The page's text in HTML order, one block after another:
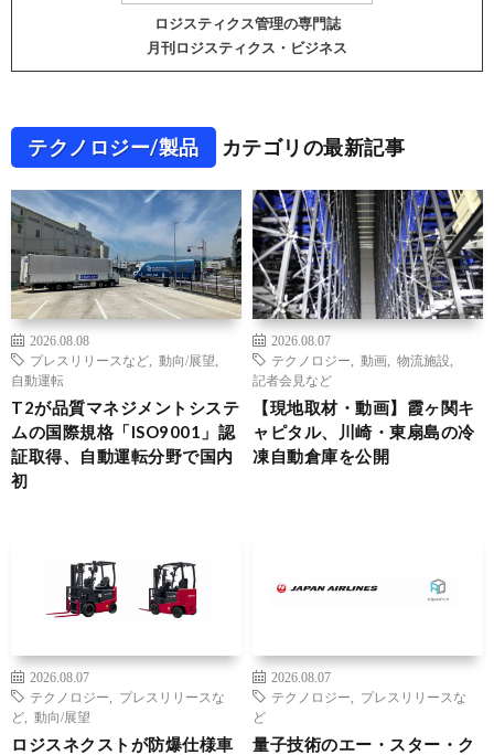
ロジスティクス管理の専門誌
月刊ロジスティクス・ビジネス
テクノロジー/製品 カテゴリの最新記事
2026.08.08
プレスリリースなど
動向/展望
自動運転
T2が品質マネジメントシステ
ムの国際規格「ISO9001」認
証取得、自動運転分野で国内
初
2026.08.07
テクノロジー
動画 物流施設
記者会見など
【現地取材・動画】霞ヶ関キ
ャピタル、川崎・東扇島の冷
凍自動倉庫を公開
2026.08.07
テクノロジー
プレスリリースな
ど
動向/展望
ロジスネクストが防爆仕様車
2026.08.07
テクノロジー
プレスリリースな
ど
量子技術のエー・スター・ク